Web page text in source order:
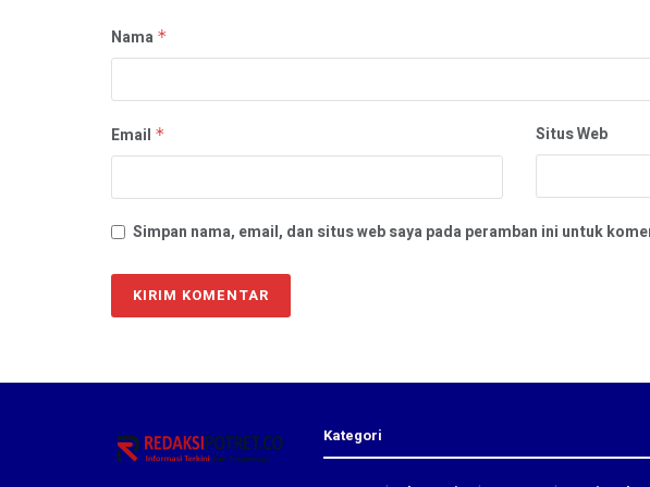
Nama *
Email * Situs Web
Simpan nama, email, dan situs web saya pada peramban ini untuk
Kategori